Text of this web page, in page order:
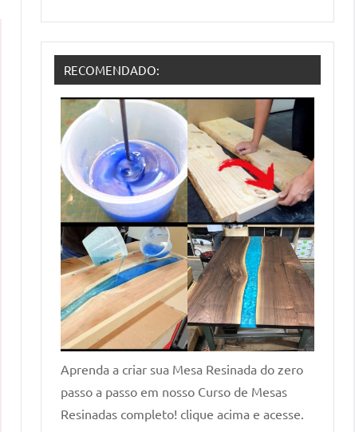
RECOMENDADO:
Aprenda a criar sua Mesa Resinada do zero
passo a passo em nosso Curso de Mesas
Resinadas completo! clique acima e acesse.